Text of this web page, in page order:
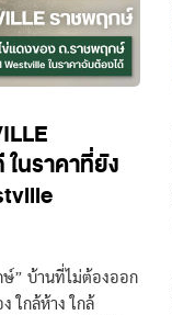
นราคาที่ยัง
ษ์” บ้านที่ไม่ต้องออก
ใกล้ห้าง ใกล้